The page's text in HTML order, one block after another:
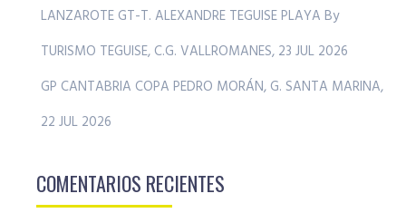
LANZAROTE GT-T. ALEXANDRE TEGUISE PLAYA By
TURISMO TEGUISE, C.G. VALLROMANES, 23 JUL 2026
GP CANTABRIA COPA PEDRO MORÁN, G. SANTA MARINA,
22 JUL 2026
COMENTARIOS RECIENTES